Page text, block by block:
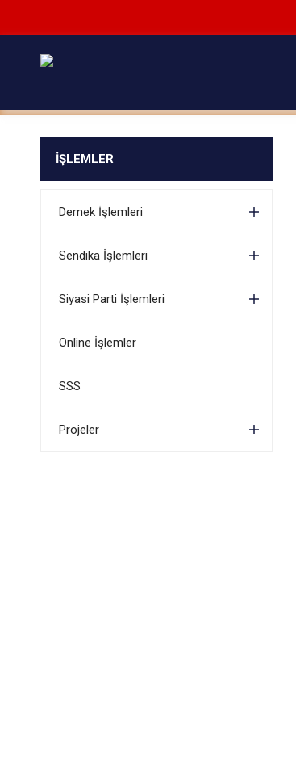
İŞLEMLER
Dernek İşlemleri
Sendika İşlemleri
Siyasi Parti İşlemleri
Online İşlemler
SSS
Projeler